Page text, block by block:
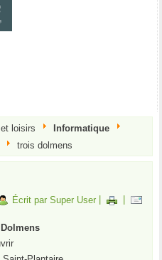
loisirs
Informatique
trois dolmens
Écrit par Super User
Dolmens